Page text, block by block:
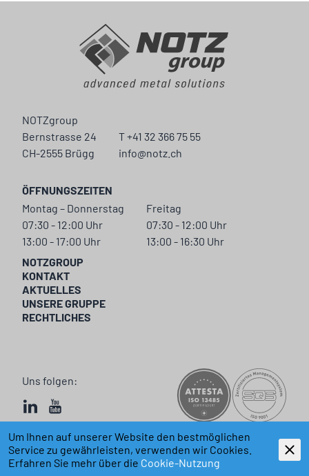
NOTZgroup
Bernstrasse 24
CH-2555 Brügg
T +41 32 366 75 55
info@notz.ch
ÖFFNUNGSZEITEN
Montag – Donnerstag
07:30 - 12:00 Uhr
13:00 - 17:00 Uhr
Freitag
07:30 - 12:00 Uhr
13:00 - 16:30 Uhr
NOTZGROUP
KONTAKT
AKTUELLES
UNSERE GRUPPE
RECHTLICHES
Uns folgen:
© 2026 NOTZgroup.com powered by polynorm
Um Ihnen auf unserer Website den bestmöglichen
Service zu gewährleisten, verwenden wir Cookies.
Erfahren Sie mehr über die Cookie-Nutzung